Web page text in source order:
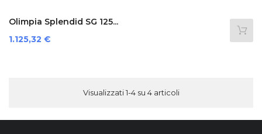
Olimpia Splendid SG 125...
Prezzo
1.125,32 €
Visualizzati 1-4 su 4 articoli